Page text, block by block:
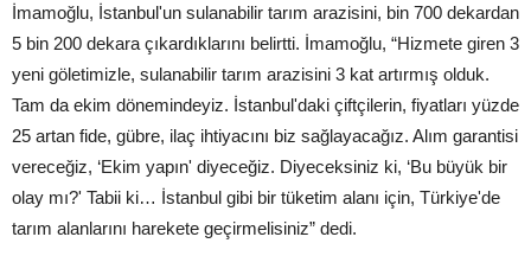
İmamoğlu, İstanbul'un sulanabilir tarım arazisini, bin 700 dekardan
5 bin 200 dekara çıkardıklarını belirtti. İmamoğlu, “Hizmete giren 3
yeni göletimizle, sulanabilir tarım arazisini 3 kat artırmış olduk.
Tam da ekim dönemindeyiz. İstanbul'daki çiftçilerin, fiyatları yüzde
25 artan fide, gübre, ilaç ihtiyacını biz sağlayacağız. Alım garantisi
vereceğiz, ‘Ekim yapın' diyeceğiz. Diyeceksiniz ki, ‘Bu büyük bir
olay mı?' Tabii ki… İstanbul gibi bir tüketim alanı için, Türkiye'de
tarım alanlarını harekete geçirmelisiniz” dedi.